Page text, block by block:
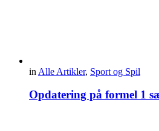
in Alle Artikler, Sport og Spil
Opdatering på formel 1